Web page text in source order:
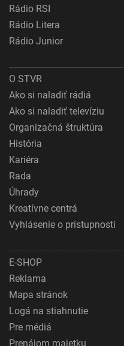
Rádio RSI
Rádio Litera
Rádio Junior
O STVR
Ako si naladiť rádiá
Ako si naladiť televíziu
Organizačná štruktúra
História
Kariéra
Rada
Úhrady
Kreatívne centrá
Vyhlásenie o prístupnosti
E-SHOP
Reklama
Mapa stránok
Logá na stiahnutie
Pre médiá
Prenájom majetku